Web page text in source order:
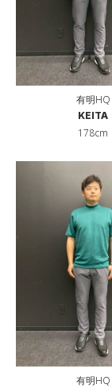
有明HQ
KEITA
178cm
有明HQ